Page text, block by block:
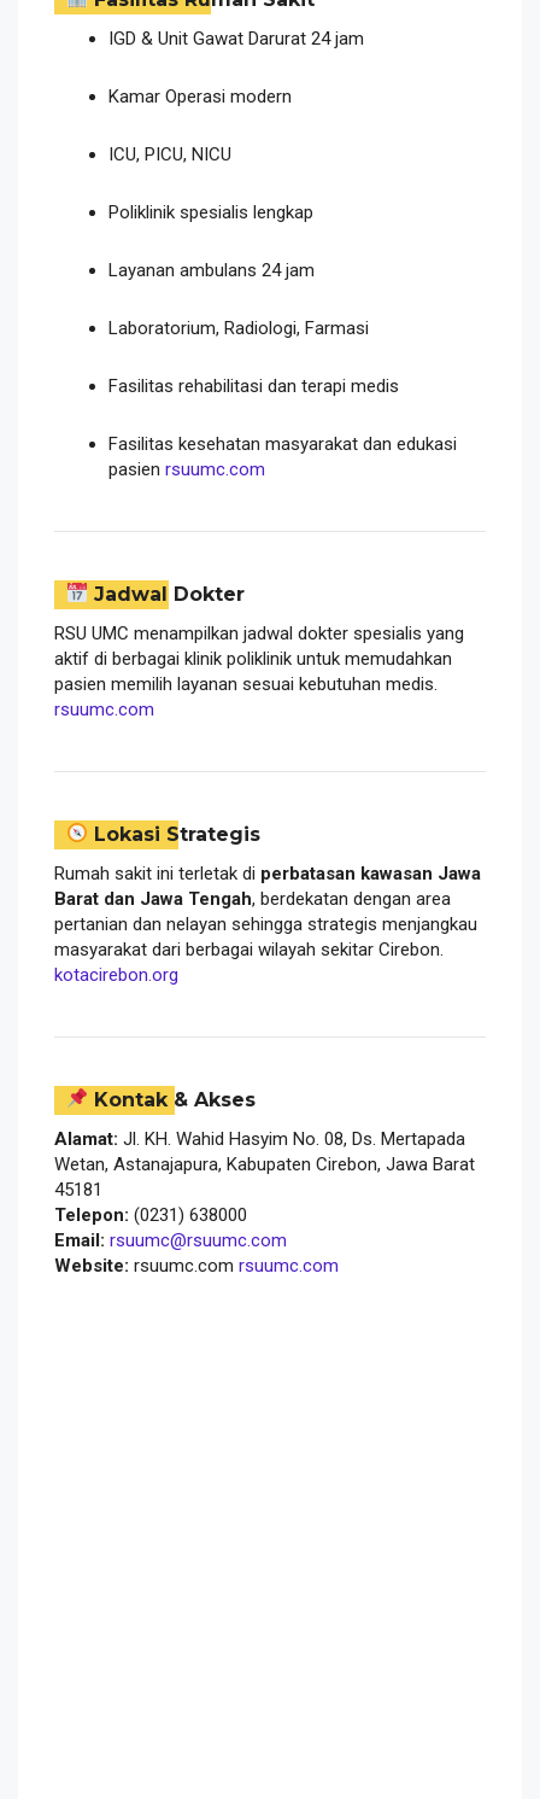
IGD & Unit Gawat Darurat 24 jam
Kamar Operasi modern
ICU, PICU, NICU
Poliklinik spesialis lengkap
Layanan ambulans 24 jam
Laboratorium, Radiologi, Farmasi
Fasilitas rehabilitasi dan terapi medis
Fasilitas kesehatan masyarakat dan edukasi
pasien rsuumc.com
Jadwal Dokter
RSU UMC menampilkan jadwal dokter spesialis yang
aktif di berbagai klinik poliklinik untuk memudahkan
pasien memilih layanan sesuai kebutuhan medis.
rsuumc.com
Lokasi Strategis
Rumah sakit ini terletak di perbatasan kawasan Jawa
Barat dan Jawa Tengah, berdekatan dengan area
pertanian dan nelayan sehingga strategis menjangkau
masyarakat dari berbagai wilayah sekitar Cirebon.
kotacirebon.org
Kontak & Akses
Alamat: Jl. KH. Wahid Hasyim No. 08, Ds. Mertapada
Wetan, Astanajapura, Kabupaten Cirebon, Jawa Barat
45181
Telepon: (0231) 638000
Email: rsuumc@rsuumc.com
Website: rsuumc.com rsuumc.com